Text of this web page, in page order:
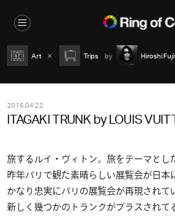
Art Trips Hiroshi
2016.04.22
ITAGAKI TRUNK by LOUIS
旅するルイ・ヴィトン。旅をテーマとし
昨年パリで観た素晴らしい展覧会が日本
かなり忠実にパリの展覧会が再現されて
新しく幾つかのトランクがプラスされて